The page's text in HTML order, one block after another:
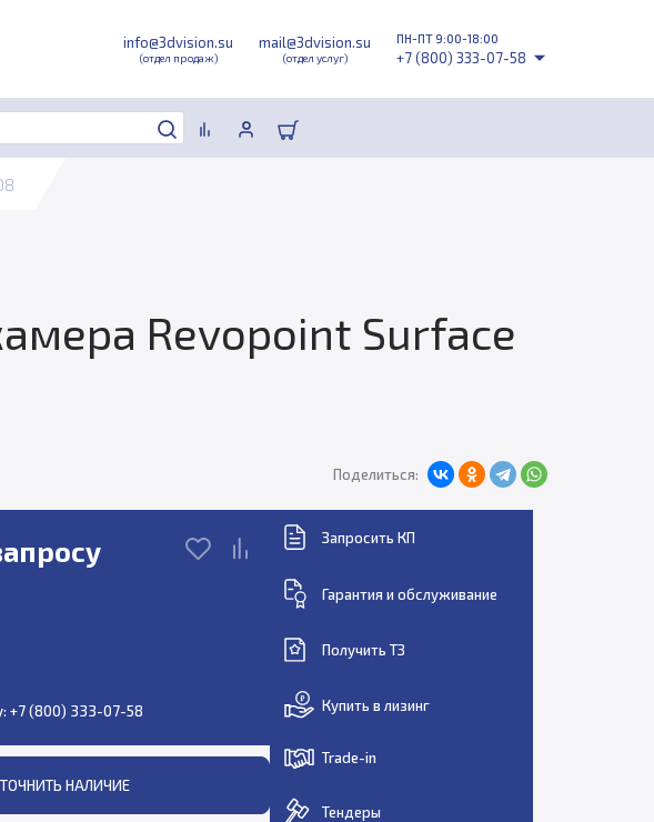
info@3dvision.su
(отдел продаж)
mail@3dvision.su
(отдел услуг)
ПН-ПТ 9:00-18:00
+7 (800) 333-07-58
Revopoint Surface
Поделиться:
+7 (800) 333-07-58
НАЛИЧИЕ
Запросить КП
Гарантия и обслуживание
Получить ТЗ
Купить в лизинг
Trade-in
Тендеры